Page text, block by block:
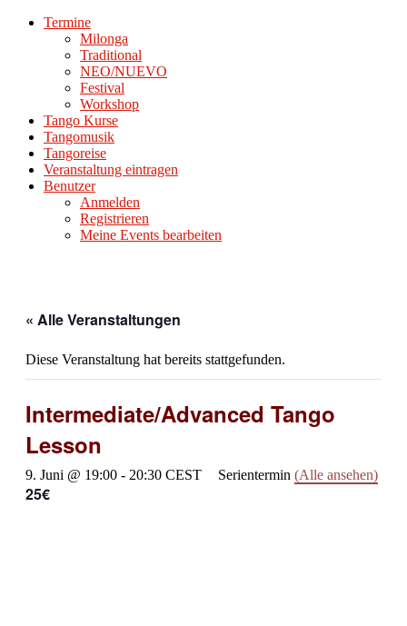
Termine
Milonga
Traditional
NEO/NUEVO
Festival
Workshop
Tango Kurse
Tangomusik
Tangoreise
Veranstaltung eintragen
Benutzer
Anmelden
Registrieren
Meine Events bearbeiten
« Alle Veranstaltungen
Diese Veranstaltung hat bereits stattgefunden.
Intermediate/Advanced Tango
Lesson
9. Juni @ 19:00 - 20:30 CEST Serientermin (Alle ansehen)
25€